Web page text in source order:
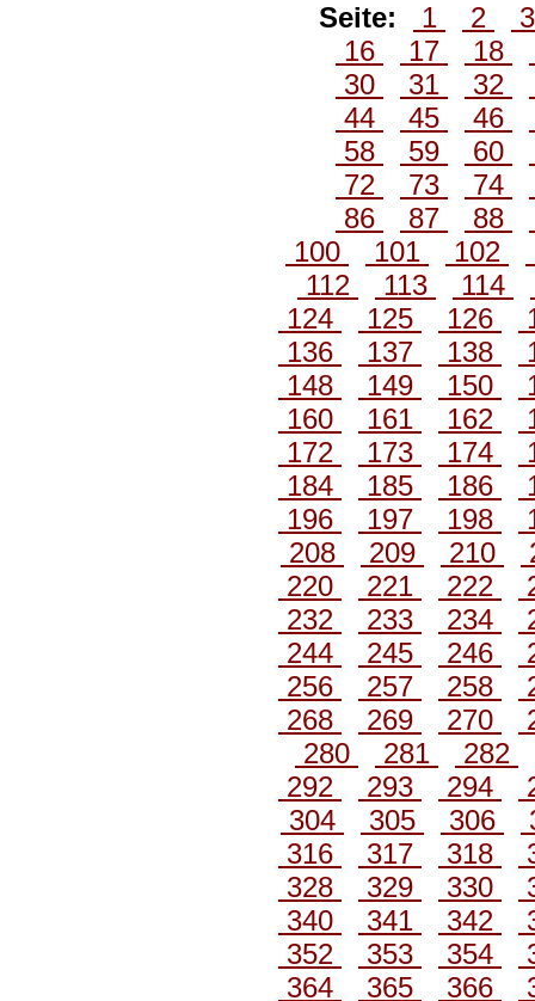
Seite: 1 2
16
17 18
30
31 32
44
45 46
58
59 60
72
73 74
86
87 88
100
101 102
112
113 114
124
125 126
136
137 138
148
149 150
160
161 162
172
173 174
184
185 186
196
197 198
208
209 210
220
221 222
232
233 234
244
245 246
256
257 258
268
269 270
280
281
282
292
293 294
304
305 306
316
317 318
328
329 330
340
341 342
352
353 354
364
365 366